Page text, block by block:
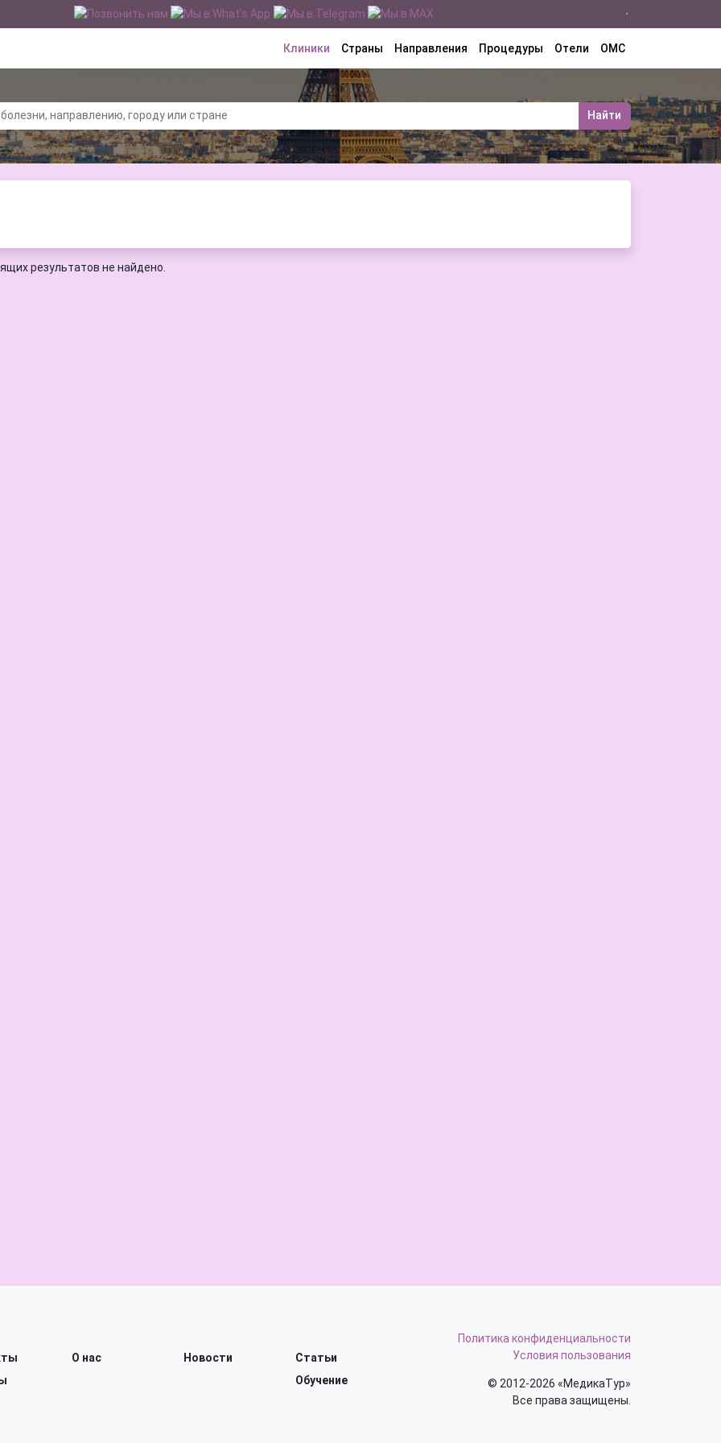
Клиники Страны Направления Процедуры Отели ОМС
Найти
результатов не найдено.
О нас Новости
Статьи
Обучение
Политика конфиденциальности
Условия пользования
© 2012-2026 «МедикаТур»
Все права защищены.